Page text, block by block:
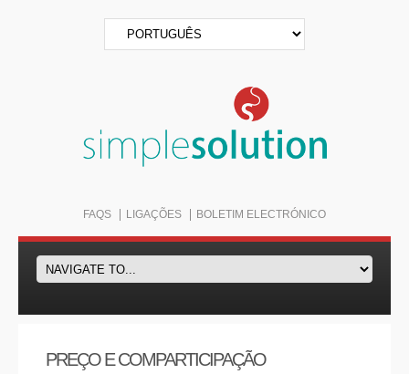
FAQS LIGAÇÕES BOLETIM ELECTRÓNICO
PREÇO E COMPARTICIPAÇÃO